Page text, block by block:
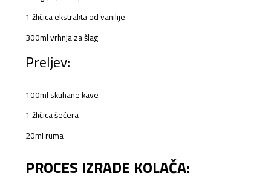
1 žličica ekstrakta od vanilije
300ml vrhnja za šlag
Preljev:
100ml skuhane kave
1 žličica šećera
20ml ruma
PROCES IZRADE KOLAČA: